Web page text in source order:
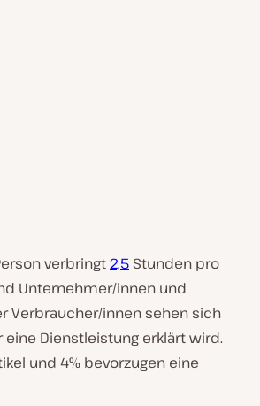
verbringt2,5 Stunden pro
Unternehmer/innen und
Verbraucher/innen sehen sich
Dienstleistung erklärt wird.
und 4% bevorzugen eine